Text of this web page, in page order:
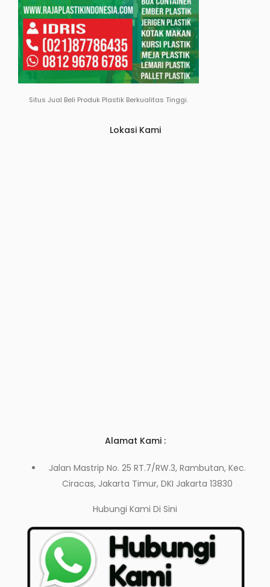
Situs Jual Beli Produk Plastik Berkualitas Tinggi.
Lokasi Kami
Alamat Kami :
Jalan Mastrip No. 25 RT.7/RW.3, Rambutan, Kec.
Ciracas, Jakarta Timur, DKI Jakarta 13830
Hubungi Kami Di Sini